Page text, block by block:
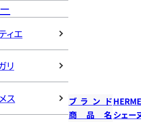
ィエ
リ
ス ブランド
商品名 シェー